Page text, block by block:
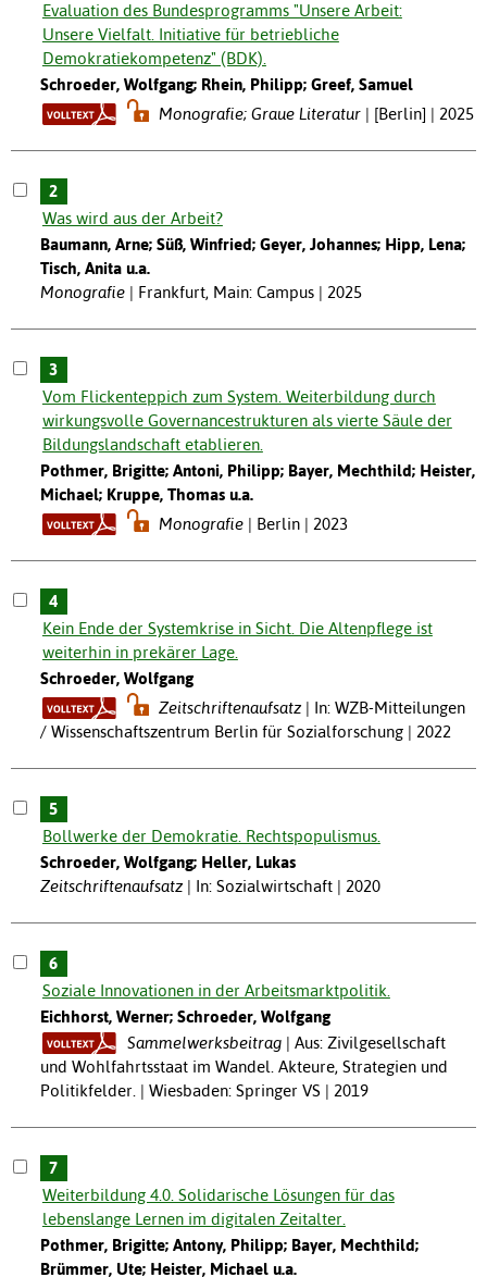
Evaluation des Bundesprogramms "Unsere Arbeit:
Unsere Vielfalt. Initiative für betriebliche
Demokratiekompetenz" (BDK).
Schroeder, Wolfgang; Rhein, Philipp; Greef, Samuel
Monografie; Graue Literatur
[Berlin] | 2025
2
Was wird aus der Arbeit?
Baumann, Arne; Süß, Winfried; Geyer, Johannes; Hipp, Lena;
Tisch, Anita u.a.
Monografie
Frankfurt, Main: Campus | 2025
3
Vom Flickenteppich zum System. Weiterbildung durch
wirkungsvolle Governancestrukturen als vierte Säule der
Bildungslandschaft etablieren.
Pothmer, Brigitte; Antoni, Philipp; Bayer, Mechthild; Heister,
Michael; Kruppe, Thomas u.a.
Monografie
Berlin | 2023
4
Kein Ende der Systemkrise in Sicht. Die Altenpflege ist
weiterhin in prekärer Lage.
Schroeder, Wolfgang
Zeitschriftenaufsatz
In: WZB-Mitteilungen
/ Wissenschaftszentrum Berlin für Sozialforschung | 2022
5
Bollwerke der Demokratie. Rechtspopulismus.
Schroeder, Wolfgang; Heller, Lukas
Zeitschriftenaufsatz
In: Sozialwirtschaft | 2020
6
Soziale Innovationen in der Arbeitsmarktpolitik.
Eichhorst, Werner; Schroeder, Wolfgang
Sammelwerksbeitrag
Aus: Zivilgesellschaft
und Wohlfahrtsstaat im Wandel. Akteure, Strategien und
Politikfelder. | Wiesbaden: Springer VS | 2019
7
Weiterbildung 4.0. Solidarische Lösungen für das
lebenslange Lernen im digitalen Zeitalter.
Pothmer, Brigitte; Antony, Philipp; Bayer, Mechthild;
Brümmer, Ute; Heister, Michael u.a.